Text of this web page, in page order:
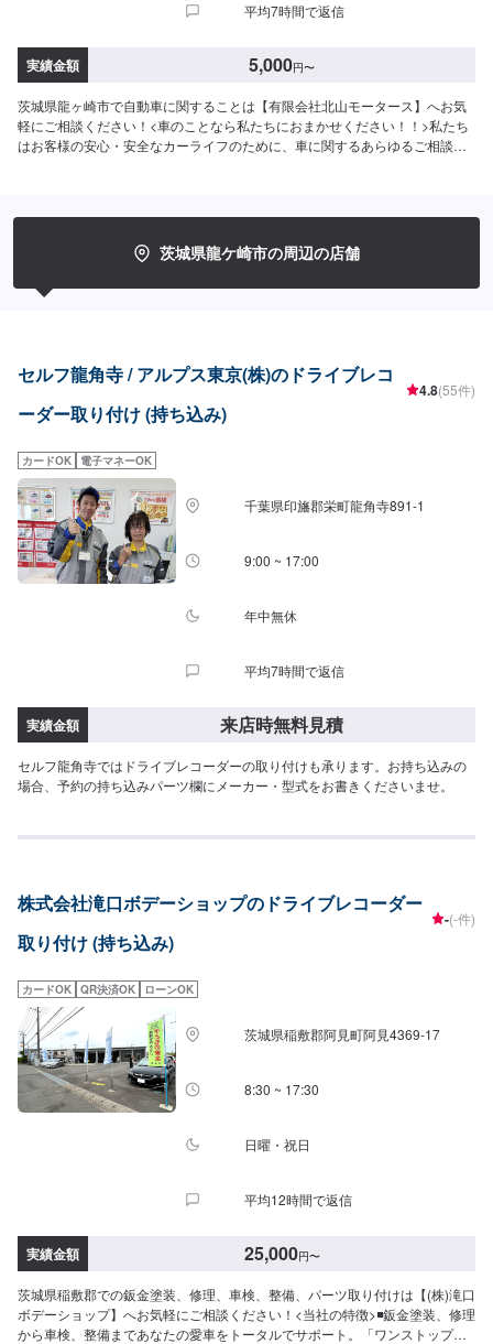
平均7時間で返信
実績金額 5,000円〜
茨城県龍ヶ崎市で自動車に関することは【有限会社北山モータース】へお気
軽にご相談ください！<車のことなら私たちにおまかせください！！>私たち
はお客様の安心・安全なカーライフのために、車に関するあらゆるご相談に
いります。【1】オファーにてお問い合わせ【2】お見積り【3】お見積りに
ご納得いただければ作業開始【4】仕上がり次第納車-----納期について-----納
す。予めご了承ください。-----ご来店時の注意、受付方法-----入庫の際はお気
ください。ご案内いたします。【定休日・営業時間】定休日：日曜日、祝
日、第二土曜日営業時間：8:30~17:30
茨城県龍ケ崎市の周辺の店舗
セルフ龍角寺 / アルプス東京(株)のドライブレコ
ーダー取り付け (持ち込み)
4.8(55件)
カードOK 電子マネーOK
千葉県印旛郡栄町龍角寺891-1
9:00 ~ 17:00
年中無休
平均7時間で返信
実績金額 来店時無料見積
セルフ龍角寺ではドライブレコーダーの取り付けも承ります。お持ち込みの
場合、予約の持ち込みパーツ欄にメーカー・型式をお書きくださいませ。
株式会社滝口ボデーショップのドライブレコーダー
取り付け (持ち込み)
-(-件)
カードOK QR決済OK ローンOK
茨城県稲敷郡阿見町阿見4369-17
8:30 ~ 17:30
日曜・祝日
平均12時間で返信
実績金額 25,000円〜
茨城県稲敷郡での鈑金塗装、修理、車検、整備、パーツ取り付けは【(株)滝口
ボデーショップ】へお気軽にご相談ください！<当社の特徴>◾鈑金塗装、修理
から車検、整備まであなたの愛車をトータルでサポート。「ワンストップ」